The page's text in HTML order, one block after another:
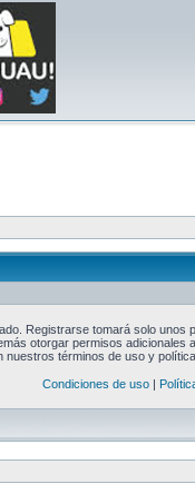
Registrarse tomará solo unos
otorgar permisos
nuestros términos de uso y
Condiciones de uso|